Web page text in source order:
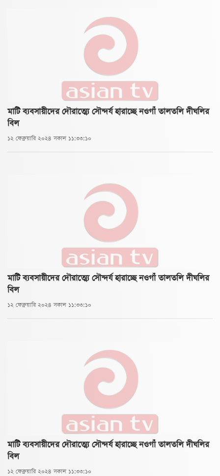
মাটি ব্যবসায়ীদের দৌরাত্ম্যে সৌন্দর্য হারাচ্ছে নওগাঁ তালতলি দীঘলির
বিল
১২ ফেব্রুয়ারি ২০২৪ সকাল ১১:৩৩:১০
মাটি ব্যবসায়ীদের দৌরাত্ম্যে সৌন্দর্য হারাচ্ছে নওগাঁ তালতলি দীঘলির
বিল
১২ ফেব্রুয়ারি ২০২৪ সকাল ১১:৩৩:১০
মাটি ব্যবসায়ীদের দৌরাত্ম্যে সৌন্দর্য হারাচ্ছে নওগাঁ তালতলি দীঘলির
বিল
১২ ফেব্রুয়ারি ২০২৪ সকাল ১১:৩৩:১০